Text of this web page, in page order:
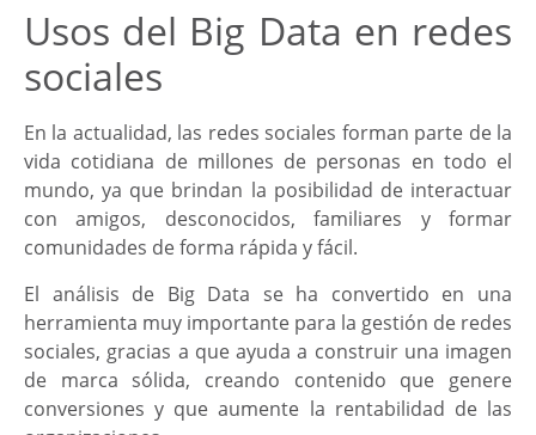
Usos del Big Data en redes
sociales
En la actualidad, las redes sociales forman parte de la
vida cotidiana de millones de personas en todo el
mundo, ya que brindan la posibilidad de interactuar
con amigos, desconocidos, familiares y formar
comunidades de forma rápida y fácil.
El análisis de Big Data se ha convertido en una
herramienta muy importante para la gestión de redes
sociales, gracias a que ayuda a construir una imagen
de marca sólida, creando contenido que genere
conversiones y que aumente la rentabilidad de las